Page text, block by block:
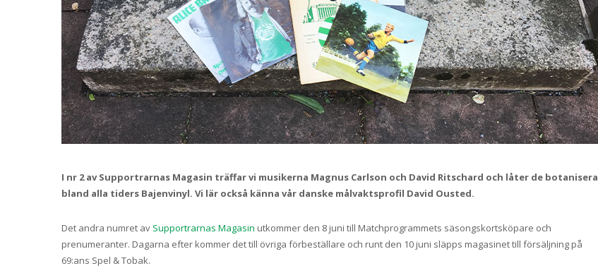
I nr 2 av Supportrarnas Magasin träffar vi musikerna Magnus Carlson och David Ritschard och låter de botanisera
bland alla tiders Bajenvinyl. Vi lär också känna vår danske målvaktsprofil David Ousted.
Det andra numret av Supportrarnas Magasin utkommer den 8 juni till Matchprogrammets säsongskortsköpare och
prenumeranter. Dagarna efter kommer det till övriga förbeställare och runt den 10 juni släpps magasinet till försäljning på
69:ans Spel & Tobak.